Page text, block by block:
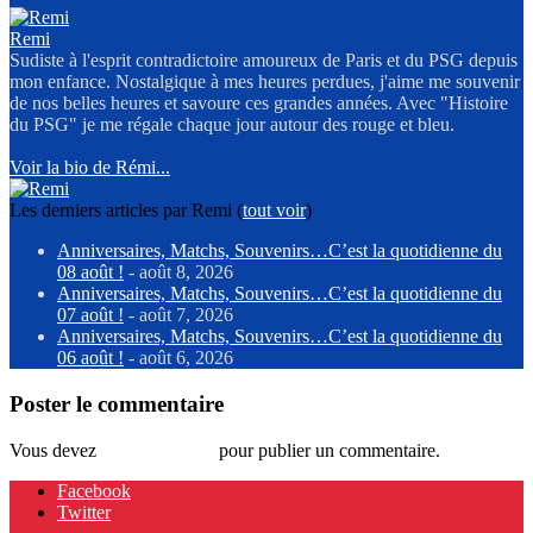
Remi
Sudiste à l'esprit contradictoire amoureux de Paris et du PSG depuis
mon enfance. Nostalgique à mes heures perdues, j'aime me souvenir
de nos belles heures et savoure ces grandes années. Avec "Histoire
du PSG" je me régale chaque jour autour des rouge et bleu.
Voir la bio de Rémi...
Les derniers articles par Remi (tout voir)
Anniversaires, Matchs, Souvenirs…C’est la quotidienne du
08 août ! - août 8, 2026
Anniversaires, Matchs, Souvenirs…C’est la quotidienne du
07 août ! - août 7, 2026
Anniversaires, Matchs, Souvenirs…C’est la quotidienne du
06 août ! - août 6, 2026
Poster le commentaire
Vous devez
pour publier un commentaire.
Facebook
Twitter